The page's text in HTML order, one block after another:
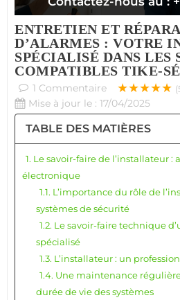
ENTRETIEN ET
D’ALARMES : VOTRE
SPÉCIALISÉ DANS LES
COMPATIBLES TIKE-
1 Commentaire ★★★★★
Mise à jour le : 17/04/2025
TABLE DES MATIÈRES
1. Le savoir-faire de l’installateur
électronique
1.1. L’importance du rôle de
systèmes de sécurité
1.2. Le savoir-faire technique
spécialisé
1.3. L’installateur : un
1.4. Une maintenance
durée de vie des systèmes